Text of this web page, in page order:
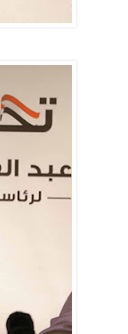
الحركات